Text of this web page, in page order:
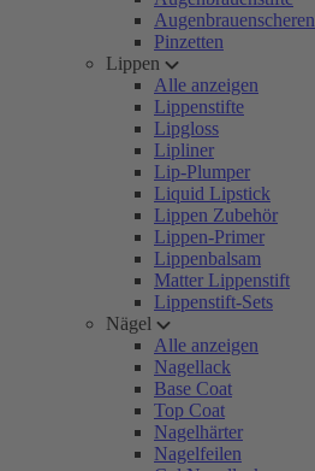
Augenbrauenscheren
Pinzetten
Lippen
Alle anzeigen
Lippenstifte
Lipgloss
Lipliner
Lip-Plumper
Liquid Lipstick
Lippen Zubehör
Lippen-Primer
Lippenbalsam
Matter Lippenstift
Lippenstift-Sets
Nägel
Alle anzeigen
Nagellack
Base Coat
Top Coat
Nagelhärter
Nagelfeilen